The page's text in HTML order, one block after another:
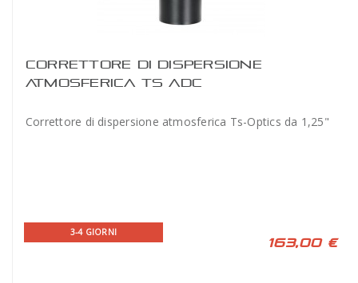
CORRETTORE DI DISPERSIONE
ATMOSFERICA TS ADC
Correttore di dispersione atmosferica Ts-Optics da 1,25"
3-4 GIORNI
163,00 €